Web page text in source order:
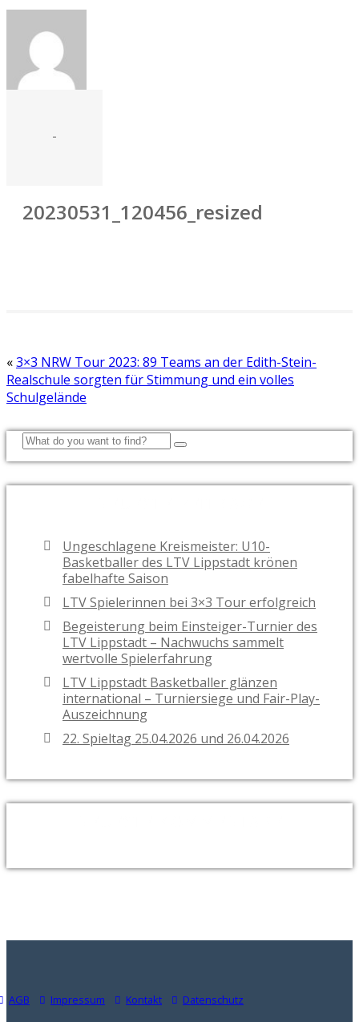
-
20230531_120456_resized
«3×3 NRW Tour 2023: 89 Teams an der Edith-Stein-
Realschule sorgten für Stimmung und ein volles
Schulgelände
Ungeschlagene Kreismeister: U10-
Basketballer des LTV Lippstadt krönen
fabelhafte Saison
LTV Spielerinnen bei 3×3 Tour erfolgreich
Begeisterung beim Einsteiger-Turnier des
LTV Lippstadt – Nachwuchs sammelt
wertvolle Spielerfahrung
LTV Lippstadt Basketballer glänzen
international – Turniersiege und Fair-Play-
Auszeichnung
22. Spieltag 25.04.2026 und 26.04.2026
AGB Impressum Kontakt Datenschutz